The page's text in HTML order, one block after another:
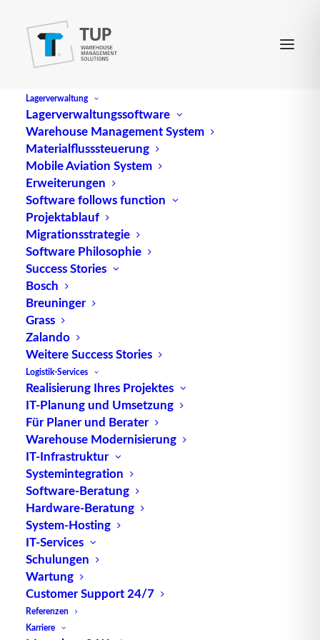
Lagerverwaltung
Lagerverwaltungssoftware
Warehouse Management System
Materialflusssteuerung
Mobile Aviation System
Erweiterungen
Software follows function
Projektablauf
Migrationsstrategie
Software Philosophie
Success Stories
Bosch
Breuninger
Grass
Zalando
Weitere Success Stories
Logistik-Services
Realisierung Ihres Projektes
IT-Planung und Umsetzung
Für Planer und Berater
Warehouse Modernisierung
IT-Infrastruktur
Systemintegration
Software-Beratung
Hardware-Beratung
System-Hosting
IT-Services
Schulungen
Wartung
Customer Support 24/7
Referenzen
Karriere
Das neue TUP-Video von
der LogiMAT 2013
Messe-Impressionen, aktuelle Projekte von TUP
sowie einige Ausblicke in die Zukunft –
eingefangen auf der diesjährigen LogiMAT 2013
in Stuttgart. Auf 73.000 Quadratmeter zeigen
nationale und internationale Unternehmen aus
der Intralogistik sowie Logistik ihre technische
Lösungen. Das Video zeigt zum einen die Vielzahl
der unterschiedlichen Anbieter, zum anderen
werden auch neue Lösungen aus dem Hause